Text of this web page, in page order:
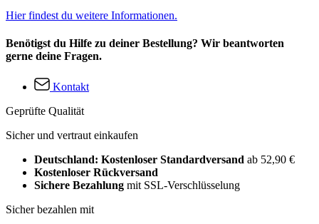
Hier findest du weitere Informationen.
Benötigst du Hilfe zu deiner Bestellung? Wir beantworten
gerne deine Fragen.
Kontakt
Geprüfte Qualität
Sicher und vertraut einkaufen
Deutschland: Kostenloser Standardversand ab 52,90 €
Kostenloser Rückversand
Sichere Bezahlung mit SSL-Verschlüsselung
Sicher bezahlen mit